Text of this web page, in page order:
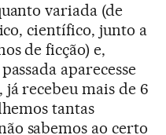
variada (de
científico, junto a
de ficção) e,
aparecesse
já recebeu mais de 6
tantas
sabemos ao certo